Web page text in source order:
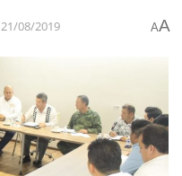
21/08/2019 AA